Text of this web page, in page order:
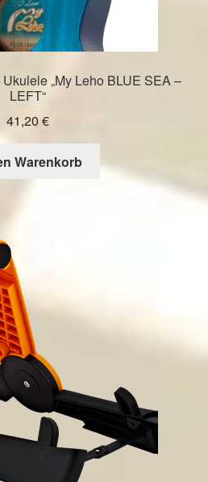
„My Leho BLUE SEA –
LEFT“
41,20 €
Warenkorb